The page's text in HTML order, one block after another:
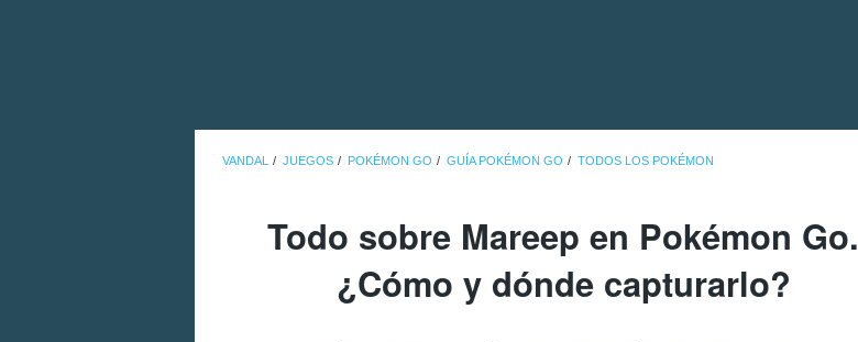
VANDAL JUEGOS POKÉMON GO GUÍA POKÉMON GO TODOS LOS POKÉMON
Todo sobre Mareep en Pokémon Go.
¿Cómo y dónde capturarlo?